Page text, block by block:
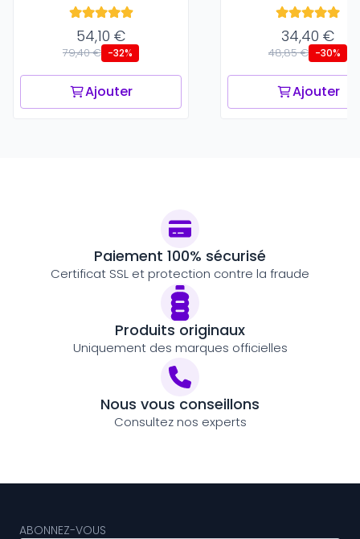
54,10 €
79,40 € -32%
Ajouter
34,40 €
48,85 € -30%
Ajouter
Paiement 100% sécurisé
Certificat SSL et protection contre la fraude
Produits originaux
Uniquement des marques officielles
Nous vous conseillons
Consultez nos experts
ABONNEZ-VOUS